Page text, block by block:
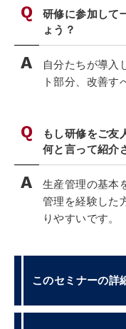
研修に参加して
ょう？
自分たちが導入
ト部分、改善す
もし研修をご友
何と言って紹介
生産管理の基本
管理を経験した
りやすいです。
このセミナーの詳